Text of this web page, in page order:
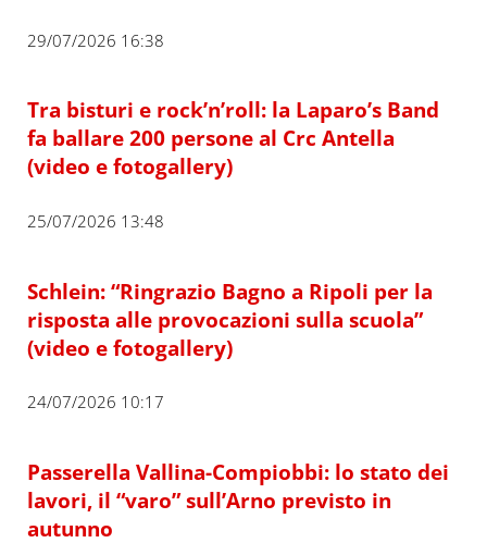
29/07/2026 16:38
Tra bisturi e rock’n’roll: la Laparo’s Band
fa ballare 200 persone al Crc Antella
(video e fotogallery)
25/07/2026 13:48
Schlein: “Ringrazio Bagno a Ripoli per la
risposta alle provocazioni sulla scuola”
(video e fotogallery)
24/07/2026 10:17
Passerella Vallina-Compiobbi: lo stato dei
lavori, il “varo” sull’Arno previsto in
autunno